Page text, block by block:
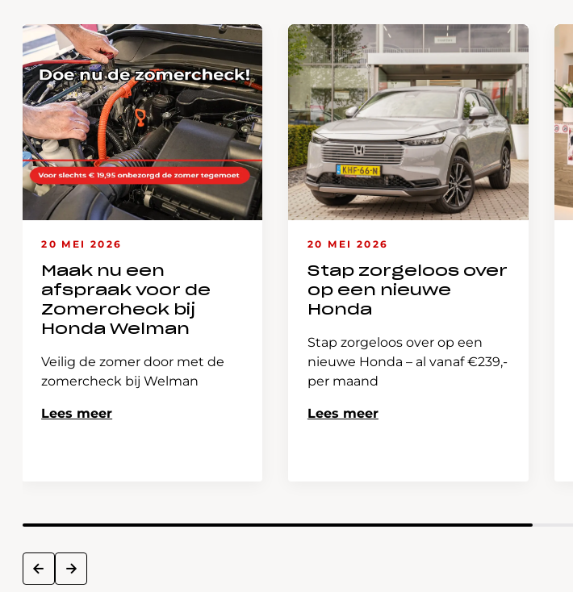
20 MEI 2026
Maak nu een
afspraak voor de
Zomercheck bij
Honda Welman
Veilig de zomer door met de
zomercheck bij Welman
Lees meer
20 MEI 2026
Stap zorgeloos over
op een nieuwe
Honda
Stap zorgeloos over op een
nieuwe Honda – al vanaf €239,-
per maand
Lees meer
prev next